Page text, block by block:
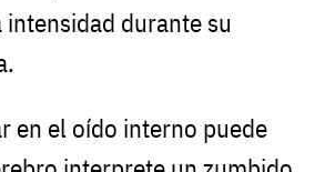
durante su
en el oído interno puede